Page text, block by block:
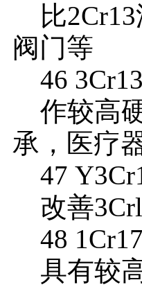
比2Cr13
阀门等
46
作较高
承，医疗
47
改善
48
具有较